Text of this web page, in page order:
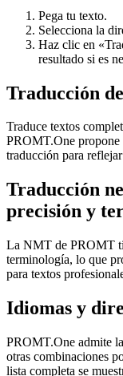
Pega tu texto.
Selecciona la
Haz clic en
resultado si es
Traducción
Traduce textos
PROMT.One propone
traducción para
Traducción
precisión y
La NMT de PROMT
terminología, lo que
para textos
Idiomas y
PROMT.One admite
otras combinaciones
lista completa se